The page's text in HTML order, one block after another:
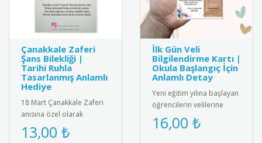
Çanakkale Zaferi
Şans Bilekliği |
Tarihi Ruhla
Tasarlanmış Anlamlı
Hediye
18 Mart Çanakkale Zaferi
anısına özel olarak
tasarlanmış şans bilekliği.
Üzerinde Türk bayrağı ve
13,00 ₺
İlk Gün Veli
Bilgilendirme Kartı |
Okula Başlangıç İçin
Anlamlı Detay
Yeni eğitim yılına başlayan
öğrencilerin velilerine
yönelik hazırlanan
bilgilendirme kartı. Renkli
16,00 ₺